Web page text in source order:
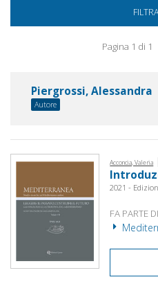
Pagina 1 di 1
Piergrossi, Alessandra
Autore
Acconcia, Valeria
2021 -
FA PARTE DI